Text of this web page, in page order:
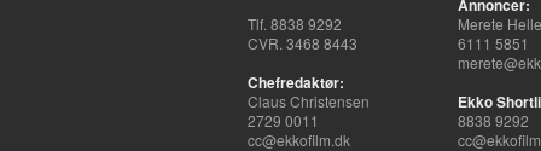
Tlf. 8838 9292
CVR. 3468 8443
Chefredaktør:
Claus Christensen
2729 0011
cc@ekkofilm.dk
Annoncer:
Merete
6111 5851
Ekko
8838 9292